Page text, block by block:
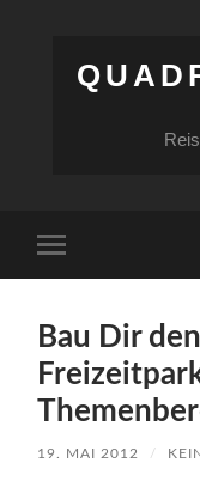
Menü
Bau Dir
19. MAI 2012 /